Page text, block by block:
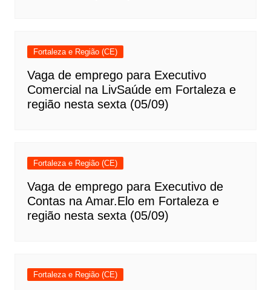
Fortaleza e Região (CE)
Vaga de emprego para Executivo
Comercial na LivSaúde em Fortaleza e
região nesta sexta (05/09)
Fortaleza e Região (CE)
Vaga de emprego para Executivo de
Contas na Amar.Elo em Fortaleza e
região nesta sexta (05/09)
Fortaleza e Região (CE)